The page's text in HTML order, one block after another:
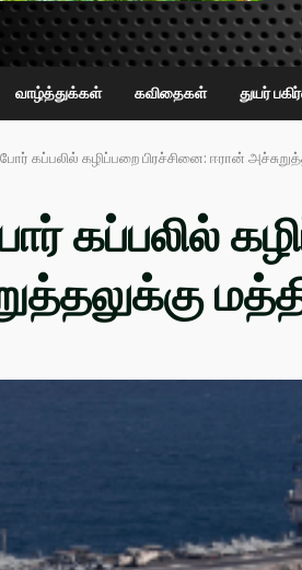
வாழ்த்துக்கள் கவிதைகள் துயர்
கப்பலில் கழிப்பறை பிரச்சினை: ஈரான்
கப்பலில்